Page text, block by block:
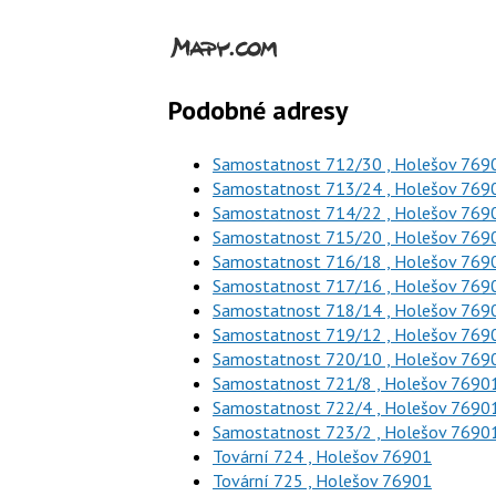
Podobné adresy
Samostatnost 712/30 , Holešov
Samostatnost 713/24 , Holešov
Samostatnost 714/22 , Holešov
Samostatnost 715/20 , Holešov
Samostatnost 716/18 , Holešov
Samostatnost 717/16 , Holešov
Samostatnost 718/14 , Holešov
Samostatnost 719/12 , Holešov
Samostatnost 720/10 , Holešov
Samostatnost 721/8 , Holešov
Samostatnost 722/4 , Holešov
Samostatnost 723/2 , Holešov
Tovární 724 , Holešov 76901
Tovární 725 , Holešov 76901